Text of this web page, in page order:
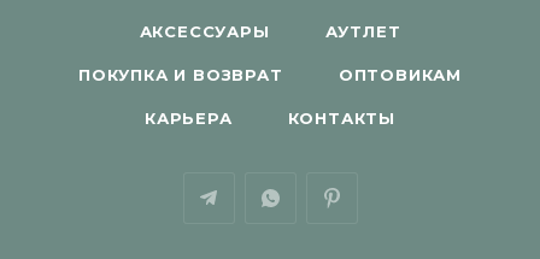
АКСЕССУАРЫ АУТЛЕТ
ПОКУПКА И ВОЗВРАТ ОПТОВИКАМ
КАРЬЕРА КОНТАКТЫ